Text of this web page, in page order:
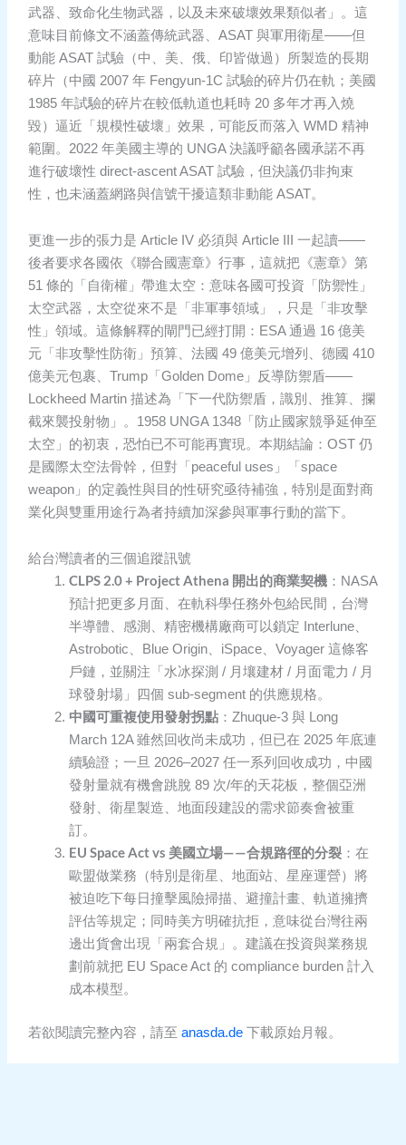
武器、致命化生物武器，以及未來破壞效果類似者」。這
意味目前條文不涵蓋傳統武器、ASAT 與軍用衛星——但
動能 ASAT 試驗（中、美、俄、印皆做過）所製造的長期
碎片（中國 2007 年 Fengyun-1C 試驗的碎片仍在軌；美國
1985 年試驗的碎片在較低軌道也耗時 20 多年才再入燒
毀）逼近「規模性破壞」效果，可能反而落入 WMD 精神
範圍。2022 年美國主導的 UNGA 決議呼籲各國承諾不再
進行破壞性 direct-ascent ASAT 試驗，但決議仍非拘束
性，也未涵蓋網路與信號干擾這類非動能 ASAT。
更進一步的張力是 Article IV 必須與 Article III 一起讀——
後者要求各國依《聯合國憲章》行事，這就把《憲章》第
51 條的「自衛權」帶進太空：意味各國可投資「防禦性」
太空武器，太空從來不是「非軍事領域」，只是「非攻擊
性」領域。這條解釋的閘門已經打開：ESA 通過 16 億美
元「非攻擊性防衛」預算、法國 49 億美元增列、德國 410
億美元包裹、Trump「Golden Dome」反導防禦盾——
Lockheed Martin 描述為「下一代防禦盾，識別、推算、攔
截來襲投射物」。1958 UNGA 1348「防止國家競爭延伸至
太空」的初衷，恐怕已不可能再實現。本期結論：OST 仍
是國際太空法骨幹，但對「peaceful uses」「space
weapon」的定義性與目的性研究亟待補強，特別是面對商
業化與雙重用途行為者持續加深參與軍事行動的當下。
給台灣讀者的三個追蹤訊號
CLPS 2.0 + Project Athena 開出的商業契機：NASA
預計把更多月面、在軌科學任務外包給民間，台灣
半導體、感測、精密機構廠商可以鎖定 Interlune、
Astrobotic、Blue Origin、iSpace、Voyager 這條客
戶鏈，並關注「水冰探測 / 月壤建材 / 月面電力 / 月
球發射場」四個 sub-segment 的供應規格。
中國可重複使用發射拐點：Zhuque-3 與 Long
March 12A 雖然回收尚未成功，但已在 2025 年底連
續驗證；一旦 2026–2027 任一系列回收成功，中國
發射量就有機會跳脫 89 次/年的天花板，整個亞洲
發射、衛星製造、地面段建設的需求節奏會被重
訂。
EU Space Act vs 美國立場——合規路徑的分裂：在
歐盟做業務（特別是衛星、地面站、星座運營）將
被迫吃下每日撞擊風險掃描、避撞計畫、軌道擁擠
評估等規定；同時美方明確抗拒，意味從台灣往兩
邊出貨會出現「兩套合規」。建議在投資與業務規
劃前就把 EU Space Act 的 compliance burden 計入
成本模型。
若欲閱讀完整內容，請至 anasda.de下載原始月報。